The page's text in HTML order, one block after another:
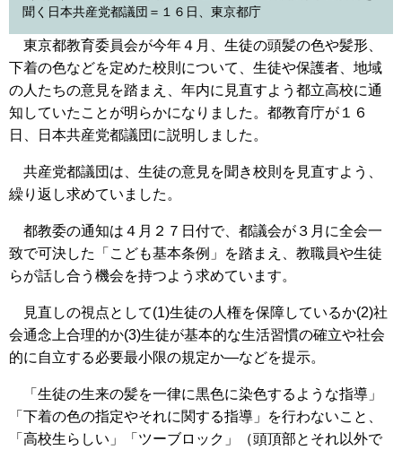
聞く日本共産党都議団＝１６日、東京都庁
東京都教育委員会が今年４月、生徒の頭髪の色や髪形、
下着の色などを定めた校則について、生徒や保護者、地域
の人たちの意見を踏まえ、年内に見直すよう都立高校に通
知していたことが明らかになりました。都教育庁が１６
日、日本共産党都議団に説明しました。
共産党都議団は、生徒の意見を聞き校則を見直すよう、
繰り返し求めていました。
都教委の通知は４月２７日付で、都議会が３月に全会一
致で可決した「こども基本条例」を踏まえ、教職員や生徒
らが話し合う機会を持つよう求めています。
見直しの視点として(1)生徒の人権を保障しているか(2)社
会通念上合理的か(3)生徒が基本的な生活習慣の確立や社会
的に自立する必要最小限の規定か―などを提示。
「生徒の生来の髪を一律に黒色に染色するような指導」
「下着の色の指定やそれに関する指導」を行わないこと、
「高校生らしい」「ツーブロック」（頭頂部とそれ以外で